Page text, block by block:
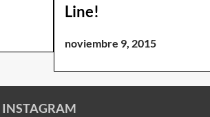
Line!
noviembre 9, 2015
INSTAGRAM